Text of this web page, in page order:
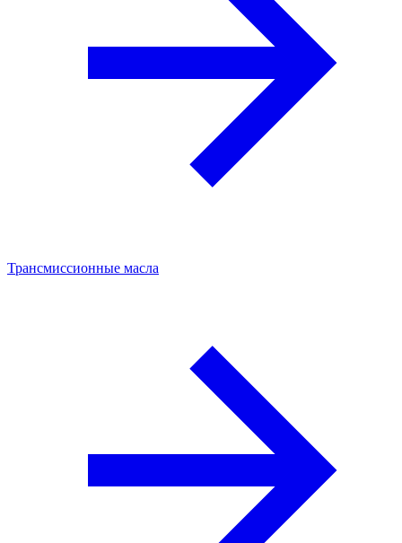
Трансмиссионные масла